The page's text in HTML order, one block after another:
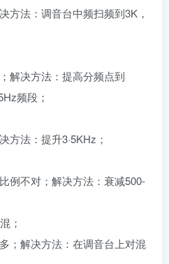
法：调音台中频扫频到3K，
决方法：提高分频点到
频段；
法：提升3·5KHz；
不对；解决方法：衰减500-
；
解决方法：在调音台上对混